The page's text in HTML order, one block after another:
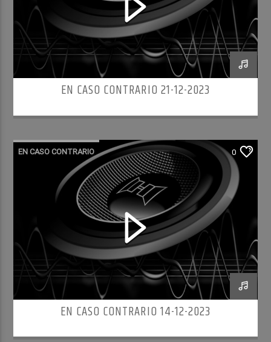
EN CASO CONTRARIO 21-12-2023
EN CASO CONTRARIO 0
EN CASO CONTRARIO 14-12-2023